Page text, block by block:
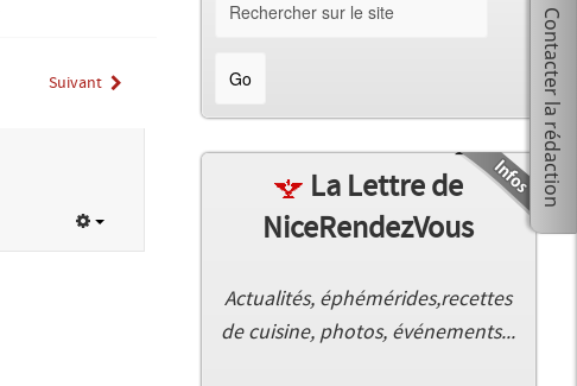
Suivant
La Lettre de
NiceRendezVous
Actualités, éphémérides,recettes
de cuisine, photos, événements...